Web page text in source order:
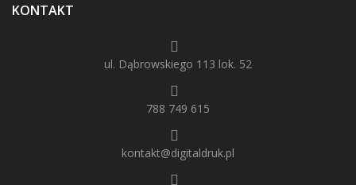
KONTAKT
ul. Dąbrowskiego 113 lok. 52
788 749 615
kontakt@digitaldruk.pl